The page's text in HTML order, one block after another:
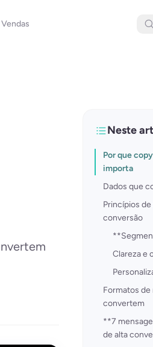
Vendas
Neste
Por que
importa
Dados que
Princípios
conversão
Clareza e
Formatos
convertem
**7
de alta